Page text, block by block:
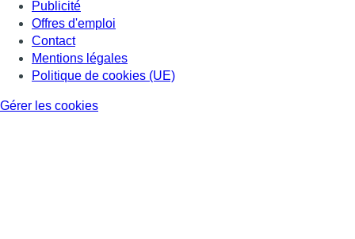
Publicité
Offres d'emploi
Contact
Mentions légales
Politique de cookies (UE)
Gérer les cookies